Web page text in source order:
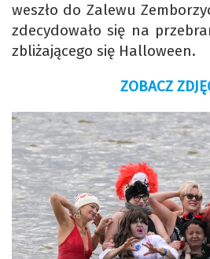
weszło do Zalewu
zdecydowało się na
zbliżającego się Halloween.
ZOBACZ